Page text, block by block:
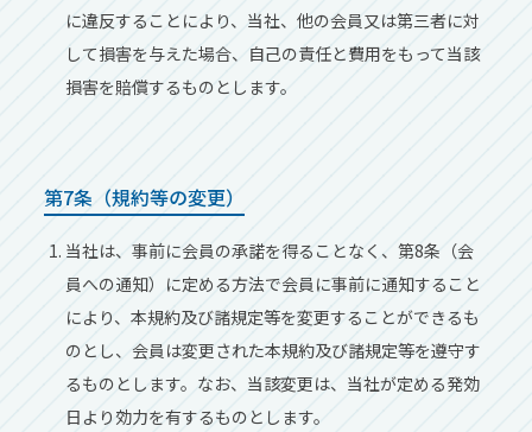
に違反することにより、当社、他の会員⼜は第三者に対
して損害を与えた場合、⾃⼰の責任と費⽤をもって当該
損害を賠償するものとします。
第7条（規約等の変更）
当社は、事前に会員の承諾を得ることなく、第8条（会
員への通知）に定める⽅法で会員に事前に通知すること
により、本規約及び諸規定等を変更することができるも
のとし、会員は変更された本規約及び諸規定等を遵守す
るものとします。なお、当該変更は、当社が定める発効
⽇より効⼒を有するものとします。